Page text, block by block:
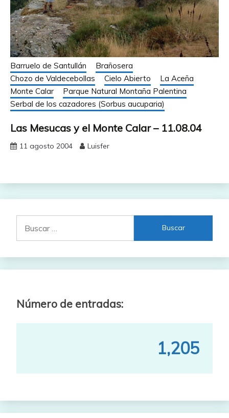
Barruelo de Santullán
Brañosera
Chozo de Valdecebollas
Cielo Abierto
La Aceña
Monte Calar
Parque Natural Montaña Palentina
Serbal de los cazadores (Sorbus aucuparia)
Las Mesucas y el Monte Calar – 11.08.04
11 agosto 2004 Luisfer
Número de entradas:
1,205